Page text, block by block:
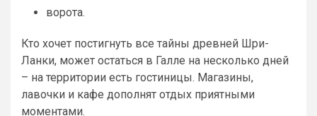
ворота.
Кто хочет постигнуть все тайны древней Шри-
Ланки, может остаться в Галле на несколько дней
– на территории есть гостиницы. Магазины,
лавочки и кафе дополнят отдых приятными
моментами.